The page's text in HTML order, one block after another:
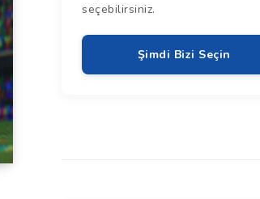
seçebilirsiniz.
Şimdi Bizi Seçin